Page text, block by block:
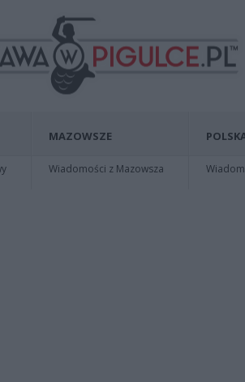
MAZOWSZE
Wiadomości z Mazowsza